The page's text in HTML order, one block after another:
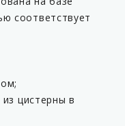
соответствует
цистерны в